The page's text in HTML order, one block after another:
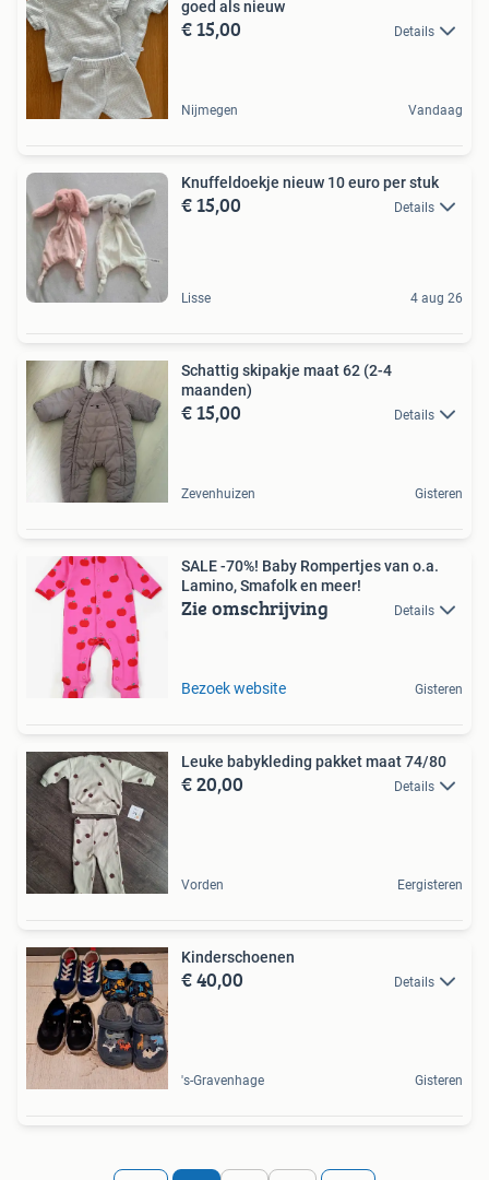
goed als nieuw
€ 15,00 Details
Nijmegen Vandaag
Knuffeldoekje nieuw 10 euro per stuk
€ 15,00 Details
Lisse 4 aug 26
Schattig skipakje maat 62 (2-4
maanden)
€ 15,00 Details
Zevenhuizen Gisteren
SALE -70%! Baby Rompertjes van o.a.
Lamino, Smafolk en meer!
Zie omschrijving Details
Bezoek website Gisteren
Leuke babykleding pakket maat 74/80
€ 20,00 Details
Vorden Eergisteren
Kinderschoenen
€ 40,00 Details
's-Gravenhage Gisteren